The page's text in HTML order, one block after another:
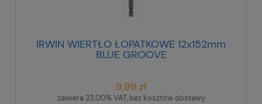
IRWIN WIERTŁO ŁOPATKOWE 12x152mm
BLUE GROOVE
9,99 zł
zawiera 23,00% VAT, bez kosztów dostawy